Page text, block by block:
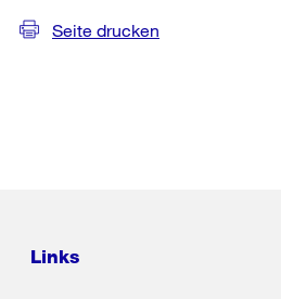
Seite drucken
Links